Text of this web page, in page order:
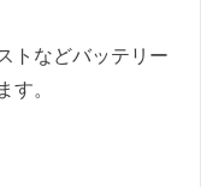
トなどバッテリー
す。